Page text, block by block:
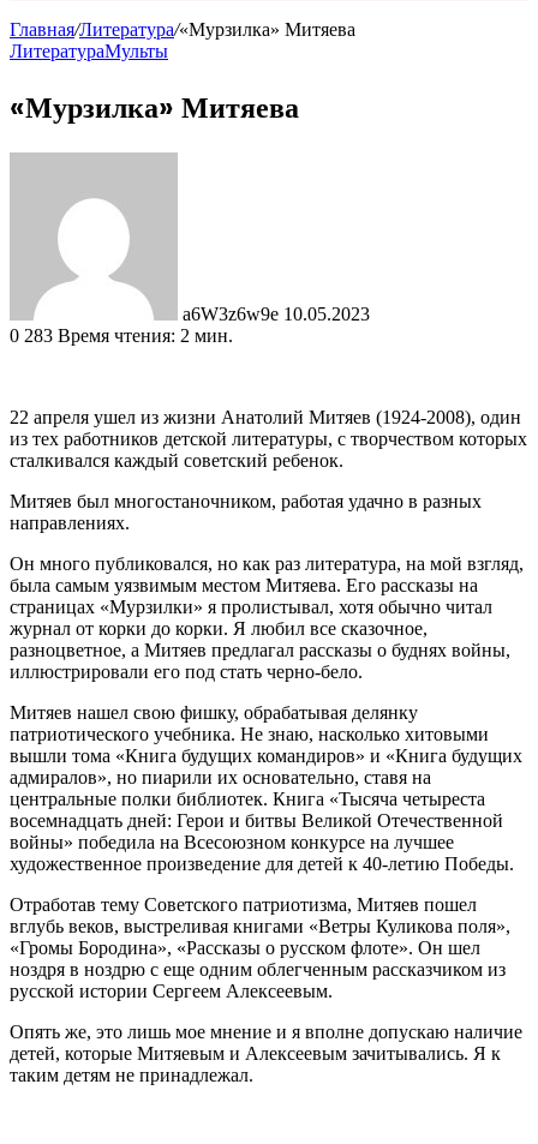
Главная/Литература/«Мурзилка» Митяева
ЛитератураМульты
«Мурзилка» Митяева
a6W3z6w9e 10.05.2023
0 283 Время чтения: 2 мин.
22 апреля ушел из жизни Анатолий Митяев (1924-2008), один
из тех работников детской литературы, с творчеством которых
сталкивался каждый советский ребенок.
Митяев был многостаночником, работая удачно в разных
направлениях.
Он много публиковался, но как раз литература, на мой взгляд,
была самым уязвимым местом Митяева. Его рассказы на
страницах «Мурзилки» я пролистывал, хотя обычно читал
журнал от корки до корки. Я любил все сказочное,
разноцветное, а Митяев предлагал рассказы о буднях войны,
иллюстрировали его под стать черно-бело.
Митяев нашел свою фишку, обрабатывая делянку
патриотического учебника. Не знаю, насколько хитовыми
вышли тома «Книга будущих командиров» и «Книга будущих
адмиралов», но пиарили их основательно, ставя на
центральные полки библиотек. Книга «Тысяча четыреста
восемнадцать дней: Герои и битвы Великой Отечественной
войны» победила на Всесоюзном конкурсе на лучшее
художественное произведение для детей к 40-летию Победы.
Отработав тему Советского патриотизма, Митяев пошел
вглубь веков, выстреливая книгами «Ветры Куликова поля»,
«Громы Бородина», «Рассказы о русском флоте». Он шел
ноздря в ноздрю с еще одним облегченным рассказчиком из
русской истории Сергеем Алексеевым.
Опять же, это лишь мое мнение и я вполне допускаю наличие
детей, которые Митяевым и Алексеевым зачитывались. Я к
таким детям не принадлежал.